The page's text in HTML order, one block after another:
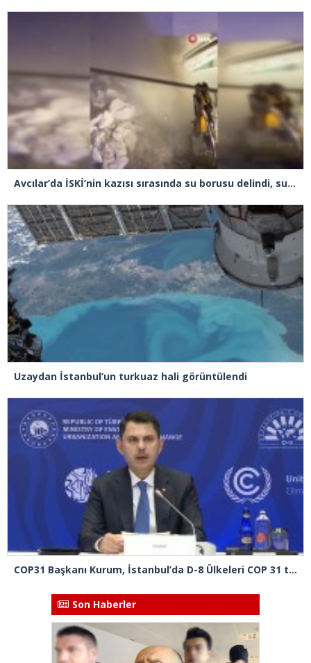
Avcılar’da İSKİ’nin kazısı sırasında su borusu delindi, su metrelerce yüksekliğe fışkırdı
Uzaydan İstanbul’un turkuaz hali görüntülendi
COP31 Başkanı Kurum, İstanbul’da D-8 Ülkeleri COP 31 toplantısına başkanlık etti
Son Haberler